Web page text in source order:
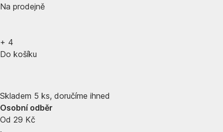
Na prodejně
+ 4
Do košíku
Skladem 5 ks, doručíme ihned
Osobní odběr
Od 29 Kč